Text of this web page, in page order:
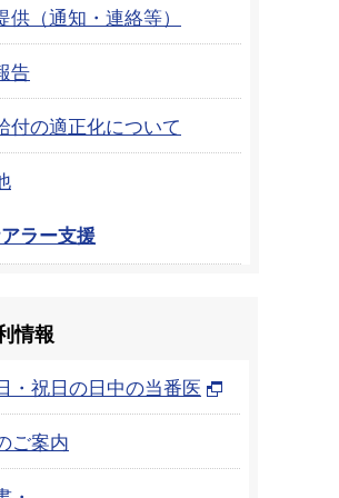
供（通知・連絡等）
告
付の適正化について
ラー支援
情報
・祝日の日中の当番医
ご案内